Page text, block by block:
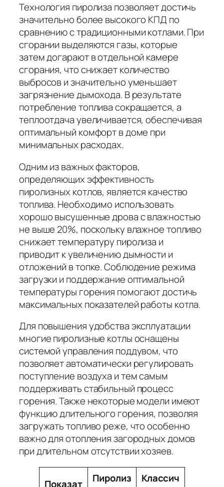
Технология пиролиза позволяет достичь
значительно более высокого КПД по
сравнению с традиционными котлами. При
сгорании выделяются газы, которые
затем догарают в отдельной камере
сгорания, что снижает количество
выбросов и значительно уменьшает
загрязнение дымохода. В результате
потребление топлива сокращается, а
теплоотдача увеличивается, обеспечивая
оптимальный комфорт в доме при
минимальных расходах.
Одним из важных факторов,
определяющих эффективность
пиролизных котлов, является качество
топлива. Необходимо использовать
хорошо высушенные дрова с влажностью
не выше 20%, поскольку влажное топливо
снижает температуру пиролиза и
приводит к увеличению дымности и
отложений в топке. Соблюдение режима
загрузки и поддержание оптимальной
температуры горения помогают достичь
максимальных показателей работы котла.
Для повышения удобства эксплуатации
многие пиролизные котлы оснащены
системой управления поддувом, что
позволяет автоматически регулировать
поступление воздуха и тем самым
поддерживать стабильный процесс
горения. Также некоторые модели имеют
функцию длительного горения, позволяя
загружать топливо реже, что особенно
важно для отопления загородных домов
при длительном отсутствии хозяев.
Показат
Пиролиз
Классич